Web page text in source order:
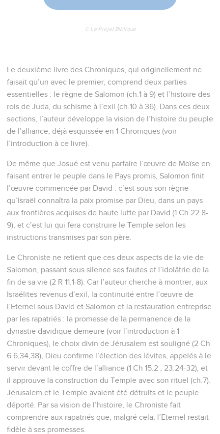
© Le Projet Biblique
Le deuxième livre des Chroniques, qui originellement ne
faisait qu’un avec le premier, comprend deux parties
essentielles : le règne de Salomon (ch.1 à 9) et l’histoire des
rois de Juda, du schisme à l’exil (ch.10 à 36). Dans ces deux
sections, l’auteur développe la vision de l’histoire du peuple
de l’alliance, déjà esquissée en 1 Chroniques (voir
l’introduction à ce livre).
De même que Josué est venu parfaire l’œuvre de Moïse en
faisant entrer le peuple dans le Pays promis, Salomon finit
l’œuvre commencée par David : c’est sous son règne
qu’Israël connaîtra la paix promise par Dieu, dans un pays
aux frontières acquises de haute lutte par David (1 Ch 22.8-
9), et c’est lui qui fera construire le Temple selon les
instructions transmises par son père.
Le Chroniste ne retient que ces deux aspects de la vie de
Salomon, passant sous silence ses fautes et l’idolâtrie de la
fin de sa vie (2 R 11.1-8). Car l’auteur cherche à montrer, aux
Israélites revenus d’exil, la continuité entre l’œuvre de
l’Eternel sous David et Salomon et la restauration entreprise
par les rapatriés : la promesse de la permanence de la
dynastie davidique demeure (voir l’introduction à 1
Chroniques), le choix divin de Jérusalem est souligné (2 Ch
6.6,34,38), Dieu confirme l’élection des lévites, appelés à le
servir devant le coffre de l’alliance (1 Ch 15.2 ; 23.24-32), et
il approuve la construction du Temple avec son rituel (ch.7).
Jérusalem et le Temple avaient été détruits et le peuple
déporté. Par sa vision de l’histoire, le Chroniste fait
comprendre aux rapatriés que, malgré cela, l’Eternel restait
fidèle à ses promesses.